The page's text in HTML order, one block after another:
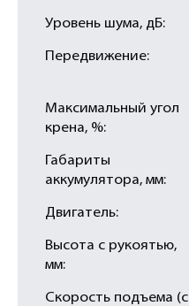
Уровень шума, дБ:
Передвижение:
Максимальный угол
крена, %:
Габариты
аккумулятора, мм:
Двигатель:
Высота с рукоятью,
мм:
Скорость подъема (с